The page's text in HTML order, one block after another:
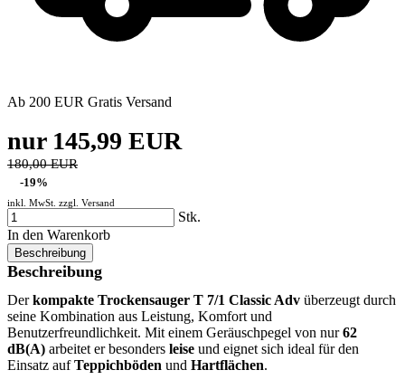
Ab 200 EUR Gratis Versand
nur 145,99 EUR
180,00 EUR
-19%
inkl. MwSt. zzgl. Versand
Stk.
In den Warenkorb
Beschreibung
Beschreibung
Derkompakte Trockensauger T 7/1 Classic Adv überzeugt durch
seine Kombination aus Leistung, Komfort und
Benutzerfreundlichkeit. Mit einem Geräuschpegel von nur62
dB(A) arbeitet er besonders leise und eignet sich ideal für den
Einsatz aufTeppichböden und Hartflächen.